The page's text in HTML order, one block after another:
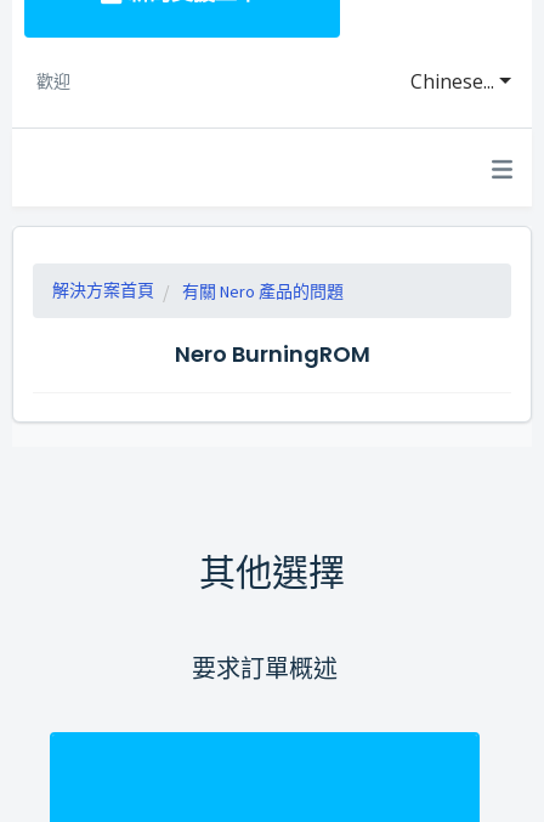
Chinese...
歡迎
解決方案首頁 有關 Nero 產品的問題
Nero BurningROM
其他選擇
要求訂單概述